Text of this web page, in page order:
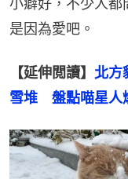
是因為愛吧。
【延伸閲讀】 北方
雪堆　盤點喵星人